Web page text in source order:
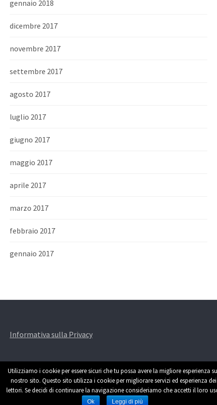
gennaio 2018
dicembre 2017
novembre 2017
settembre 2017
agosto 2017
luglio 2017
giugno 2017
maggio 2017
aprile 2017
marzo 2017
febbraio 2017
gennaio 2017
Informativa sulla Privacy
Powered byWordPress | Theme byThemehaus
Utilizziamo i cookie per essere sicuri che tu possa avere la migliore esperienza
nostro sito. Questo sito utilizza i cookie per migliorare servizi ed esperienza dei
lettori. Se decidi di continuare la navigazione consideriamo che accetti il loro
Ok Leggi di più